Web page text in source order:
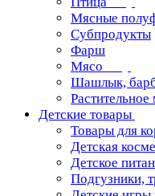
Мясные
Субпродукты
Фарш
Мясо
Шашлык,
Растительное
Детские товары
Товары для
Детская
Детское
Подгузники,